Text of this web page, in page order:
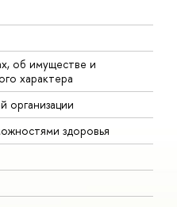
об имуществе и
характера
организации
здоровья